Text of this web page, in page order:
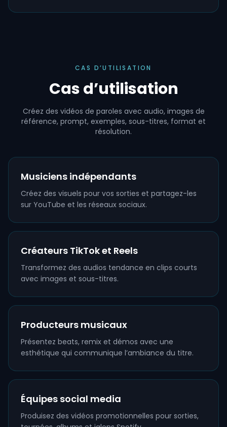
CAS D’UTILISATION
Cas d’utilisation
Créez des vidéos de paroles avec audio, images de
référence, prompt, exemples, sous-titres, format et
résolution.
Musiciens indépendants
Créez des visuels pour vos sorties et partagez-les
sur YouTube et les réseaux sociaux.
Créateurs TikTok et Reels
Transformez des audios tendance en clips courts
avec images et sous-titres.
Producteurs musicaux
Présentez beats, remix et démos avec une
esthétique qui communique l’ambiance du titre.
Équipes social media
Produisez des vidéos promotionnelles pour sorties,